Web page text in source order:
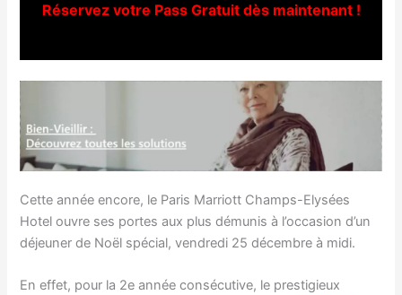
Réservez votre Pass Gratuit dès maintenant !
Cette année encore, le Paris Marriott Champs-Elysées
Hotel ouvre ses portes aux plus démunis à l’occasion d’un
déjeuner de Noël spécial, vendredi 25 décembre à midi.
En effet, pour la 2e année consécutive, le prestigieux